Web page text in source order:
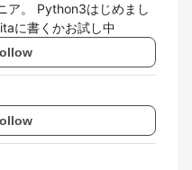
ア。 Python3はじめまし
に書くかお試し中